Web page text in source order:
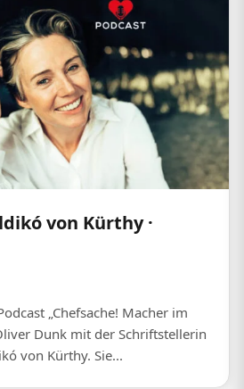
von Kürthy ·
„Chefsache! Macher im
Dunk mit der Schriftstellerin
von Kürthy. Sie...